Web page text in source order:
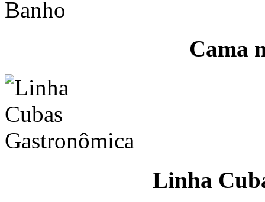
Cama
Linha